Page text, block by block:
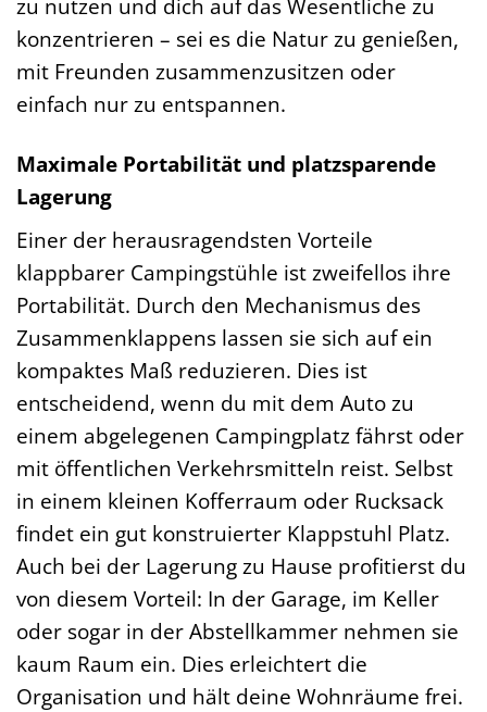
zu nutzen und dich auf das Wesentliche zu
konzentrieren – sei es die Natur zu genießen,
mit Freunden zusammenzusitzen oder
einfach nur zu entspannen.
Maximale Portabilität und platzsparende
Lagerung
Einer der herausragendsten Vorteile
klappbarer Campingstühle ist zweifellos ihre
Portabilität. Durch den Mechanismus des
Zusammenklappens lassen sie sich auf ein
kompaktes Maß reduzieren. Dies ist
entscheidend, wenn du mit dem Auto zu
einem abgelegenen Campingplatz fährst oder
mit öffentlichen Verkehrsmitteln reist. Selbst
in einem kleinen Kofferraum oder Rucksack
findet ein gut konstruierter Klappstuhl Platz.
Auch bei der Lagerung zu Hause profitierst du
von diesem Vorteil: In der Garage, im Keller
oder sogar in der Abstellkammer nehmen sie
kaum Raum ein. Dies erleichtert die
Organisation und hält deine Wohnräume frei.